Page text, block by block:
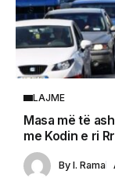
LAJME
Masa më të
me Kodin e ri
By I. Rama